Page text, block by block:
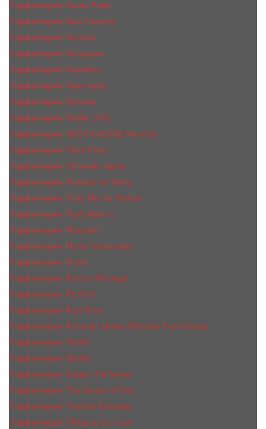
Парфюмерия Memo Paris
Парфюмерия Meo Fusciuni
Парфюмерия Montale
Парфюмерия Moresque
Парфюмерия Moschino
Парфюмерия Nasomatto
Парфюмерия Nishane
Парфюмерия Nobile 1942
Парфюмерия NROTICuERSE Narcotic
Парфюмерия Orlov Paris
Парфюмерия Ormonde Jayne
Парфюмерия Parfums de Marly
Парфюмерия Parle Moi de Parfum
Парфюмерия Penhaligon's
Парфюмерия Phaedon
Парфюмерия Plume Impression
Парфюмерия Prada
Парфюмерия Ramon Monegal
Парфюмерия RicHard
Парфюмерия Roja Dove
Парфюмерия Rosendo Mateu Olfactive Expressions
Парфюмерия SHAIK
Парфюмерия Simimi
Парфюмерия Sospiro Perfumes
Парфюмерия The House of Oud
Парфюмерия Thomas Kosmala
Парфюмерия Tiffany & Co Love